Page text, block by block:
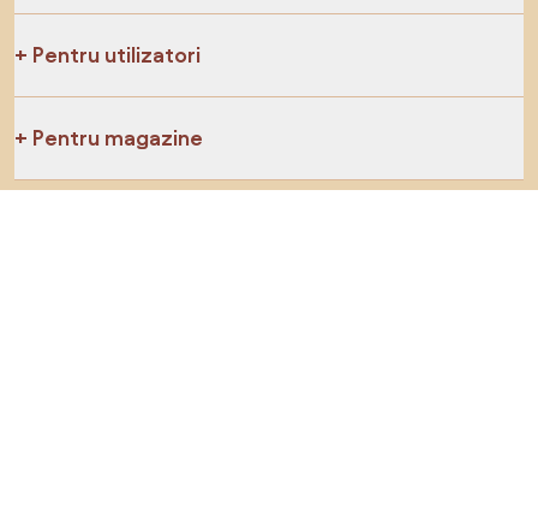
Pentru utilizatori
Pentru magazine